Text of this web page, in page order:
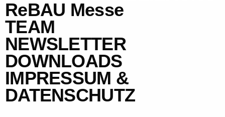
ReBAU Messe
TEAM
NEWSLETTER
DOWNLOADS
IMPRESSUM &
DATENSCHUTZ